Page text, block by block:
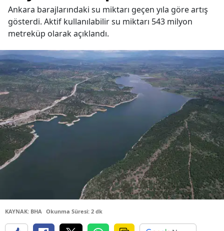
Ankara barajlarındaki su miktarı geçen yıla göre artış
gösterdi. Aktif kullanılabilir su miktarı 543 milyon
metreküp olarak açıklandı.
KAYNAK: BHA Okunma Süresi: 2 dk